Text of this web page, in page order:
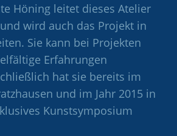
Höning leitet dieses Atelier
wird auch das Projekt in
Sie kann bei Projekten
Erfahrungen
hat sie bereits im
und im Jahr 2015 in
Kunstsymposium